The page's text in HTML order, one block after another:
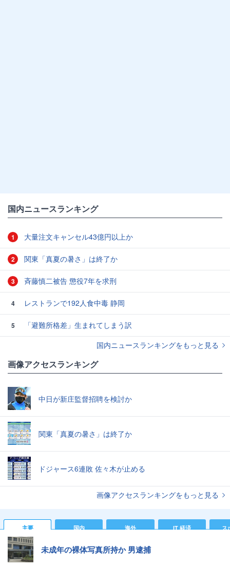
国内ニュースランキング
1 大量注文キャンセル43億円以上か
2 関東「真夏の暑さ」は終了か
3 斉藤慎二被告 懲役7年を求刑
4 レストランで192人食中毒 静岡
5
「避難所格差」生まれてしまう訳
国内ニュースランキングをもっと見る
画像アクセスランキング
中日が新庄監督招聘を検討か
関東「真夏の暑さ」は終了か
ドジャース6連敗 佐々木が止める
画像アクセスランキングをもっと見る
主要 国内 海外 IT 経済 ス
未成年の裸体写真所持か 男逮捕